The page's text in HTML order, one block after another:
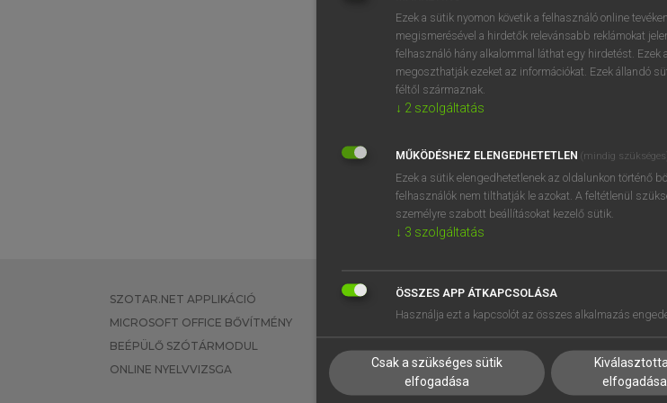
BELÉPÉS
SZOTAR.NET APPLIKÁCIÓ
MICROSOFT OFFICE BŐVÍTMÉNY
BEÉPÜLŐ SZÓTÁRMODUL
ONLINE NYELVVIZSGA
EGYÉNI FELHASZNÁLÓKNAK
TANULÓKNAK
VÁLLALATI MEGOLDÁSOK
SÚGÓ
RÓLUNK
SÜTI BEÁLLÍTÁSOK
Ezek a sütik nyomon követik a felhasználó online
megismerésével a hirdetők relevánsabb reklámokat
felhasználó hány alkalommal láthat egy hirdetést.
megoszthatják ezeket az információkat. Ezek állandó
féltől származnak.
↓ 2 szolgáltatás
MŰKÖDÉSHEZ ELENGEDHETETLEN (mindig
Ezek a sütik elengedhetetlenek az oldalunkon történő
felhasználók nem tilthatják le azokat. A feltétlenül
személyre szabott beállításokat kezelő sütik.
↓ 3 szolgáltatás
ÖSSZES APP ÁTKAPCSOLÁSA
Használja ezt a kapcsolót az összes alkalmazás
Csak a szükséges sütik
elfogadása
elfogadása